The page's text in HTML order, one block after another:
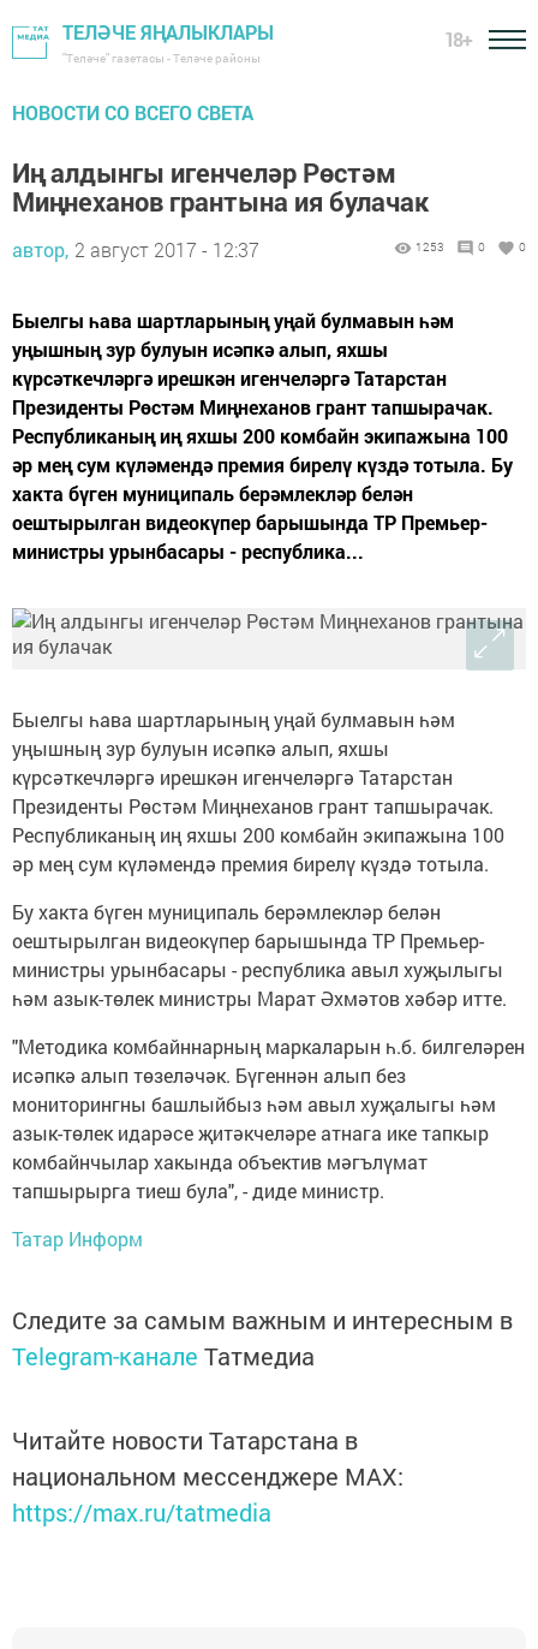
ТЕЛӘЧЕ ЯҢАЛЫКЛАРЫ
"Теләче" газетасы - Теләче районы
18+
НОВОСТИ СО ВСЕГО СВЕТА
Иң алдынгы игенчеләр Рөстәм
Миңнеханов грантына ия булачак
автор, 2 август 2017 - 12:37 1253 0 0
Быелгы һава шартларының уңай булмавын һәм
уңышның зур булуын исәпкә алып, яхшы
күрсәткечләргә ирешкән игенчеләргә Татарстан
Президенты Рөстәм Миңнеханов грант тапшырачак.
Республиканың иң яхшы 200 комбайн экипажына 100
әр мең сум күләмендә премия бирелү күздә тотыла. Бу
хакта бүген муниципаль берәмлекләр белән
оештырылган видеокүпер барышында ТР Премьер-
министры урынбасары - республика...
Быелгы һава шартларының уңай булмавын һәм
уңышның зур булуын исәпкә алып, яхшы
күрсәткечләргә ирешкән игенчеләргә Татарстан
Президенты Рөстәм Миңнеханов грант тапшырачак.
Республиканың иң яхшы 200 комбайн экипажына 100
әр мең сум күләмендә премия бирелү күздә тотыла.
Бу хакта бүген муниципаль берәмлекләр белән
оештырылган видеокүпер барышында ТР Премьер-
министры урынбасары - республика авыл хуҗылыгы
һәм азык-төлек министры Марат Әхмәтов хәбәр итте.
"Методика комбайннарның маркаларын һ.б. билгеләрен
исәпкә алып төзеләчәк. Бүгеннән алып без
мониторингны башлыйбыз һәм авыл хуҗалыгы һәм
азык-төлек идарәсе җитәкчеләре атнага ике тапкыр
комбайнчылар хакында объектив мәгълүмат
тапшырырга тиеш була", - диде министр.
Татар Информ
Следите за самым важным и интересным в
Telegram-канале Татмедиа
Читайте новости Татарстана в
национальном мессенджере MАХ:
https://max.ru/tatmedia